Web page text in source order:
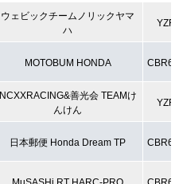
ウェビックチームノリックヤマ
ハ
MOTOBUM HONDA
NCXXRACING&善光会 TEAMけ
んけん
日本郵便 Honda Dream TP